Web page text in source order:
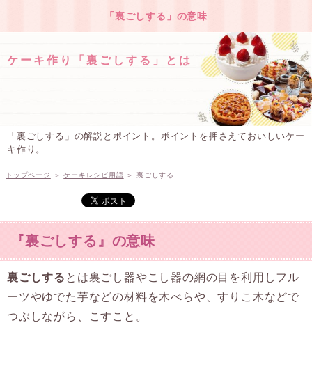
「裏ごしする」の意味
ケーキ作り「裏ごしする」とは
「裏ごしする」の解説とポイント。ポイントを押さえておいしいケー
キ作り。
トップページ ＞ケーキレシピ用語 ＞裏ごしする
『裏ごしする』の意味
裏ごしする とは裏ごし器やこし器の網の目を利用しフル
ーツやゆでた芋などの材料を木べらや、すりこ木などで
つぶしながら、こすこと。